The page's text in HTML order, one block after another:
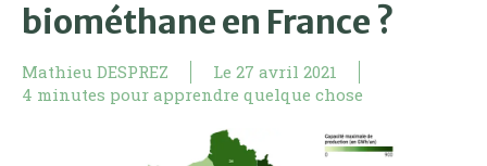
biométhane en France ?
Mathieu DESPREZ Le 27 avril 2021
4 minutes pour apprendre quelque chose